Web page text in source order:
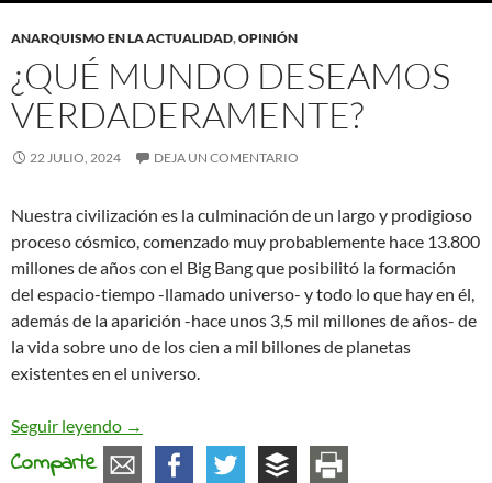
ANARQUISMO EN LA ACTUALIDAD,OPINIÓN
¿QUÉ MUNDO DESEAMOS
VERDADERAMENTE?
22 JULIO, 2024 DEJA UN COMENTARIO
Nuestra civilización es la culminación de un largo y prodigioso
proceso cósmico, comenzado muy probablemente hace 13.800
millones de años con el Big Bang que posibilitó la formación
del espacio-tiempo -llamado universo- y todo lo que hay en él,
además de la aparición -hace unos 3,5 mil millones de años- de
la vida sobre uno de los cien a mil billones de planetas
existentes en el universo.
Seguir leyendo ¿Qué mundo deseamos verdaderamente?
→
Comparte